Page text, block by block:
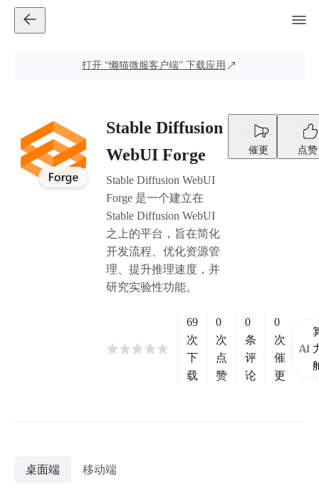
打开 “懒猫微服客户端” 下载应用
Stable Diffusion
WebUI Forge
Stable Diffusion WebUI
Forge 是一个建立在
Stable Diffusion WebUI
之上的平台，旨在简化
开发流程、优化资源管
理、提升推理速度，并
研究实验性功能。
催更 点赞
69
次
下
载
0
次
点
赞
0
条
评
论
0
次
催
更
桌面端 移动端